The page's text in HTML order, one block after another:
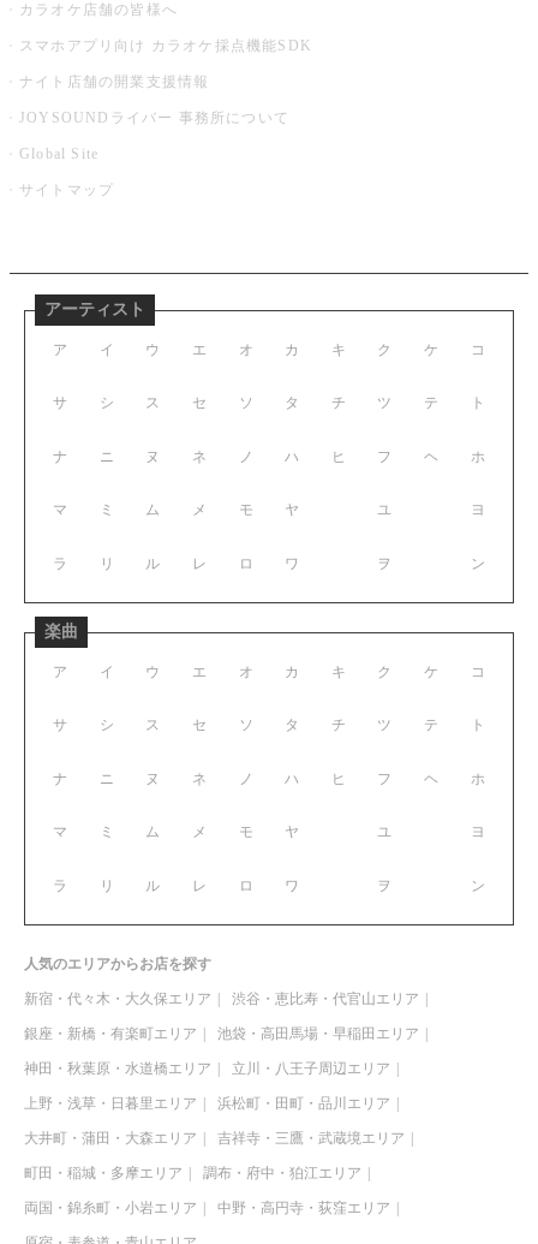
カラオケ店舗の皆様へ
スマホアプリ向け カラオケ採点機能SDK
ナイト店舗の開業支援情報
JOYSOUNDライバー 事務所について
Global Site
サイトマップ
アーティスト
ア イ ウ エ オ
サ シ ス セ ソ
ナ ニ ヌ ネ ノ
マ ミ ム メ モ
ラ リ ル レ ロ
カ キ ク ケ コ
タ チ ツ テ ト
ハ ヒ フ ヘ ホ
ヤ ユ ヨ
ワ ヲ ン
楽曲
ア イ ウ エ オ
サ シ ス セ ソ
ナ ニ ヌ ネ ノ
マ ミ ム メ モ
ラ リ ル レ ロ
カ キ ク ケ コ
タ チ ツ テ ト
ハ ヒ フ ヘ ホ
ヤ ユ ヨ
ワ ヲ ン
人気のエリアからお店を探す
新宿・代々木・大久保エリア 渋谷・恵比寿・代官山エリア
銀座・新橋・有楽町エリア 池袋・高田馬場・早稲田エリア
神田・秋葉原・水道橋エリア 立川・八王子周辺エリア
上野・浅草・日暮里エリア 浜松町・田町・品川エリア
大井町・蒲田・大森エリア 吉祥寺・三鷹・武蔵境エリア
町田・稲城・多摩エリア 調布・府中・狛江エリア
両国・錦糸町・小岩エリア 中野・高円寺・荻窪エリア